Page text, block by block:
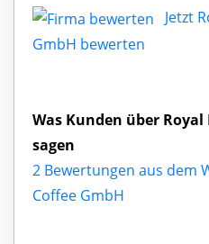
Jetzt
GmbH bewerten
Was Kunden über Royal
sagen
2 Bewertungen aus dem
Coffee GmbH